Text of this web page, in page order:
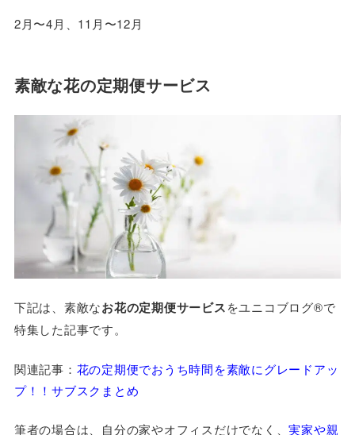
2月〜4月、11月〜12月
素敵な花の定期便サービス
下記は、素敵なお花の定期便サービスをユニコブログ®で
特集した記事です。
関連記事： 花の定期便でおうち時間を素敵にグレードアッ
プ！！サブスクまとめ
筆者の場合は、自分の家やオフィスだけでなく、実家や親